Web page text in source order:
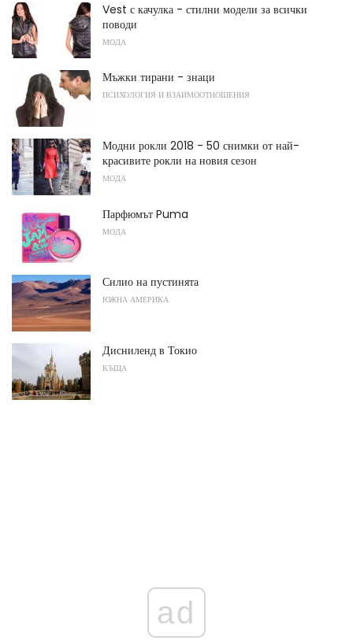
Vest с качулка - стилни модели за всички
поводи
МОДА
Мъжки тирани - знаци
ПСИХОЛОГИЯ И ВЗАИМООТНОШЕНИЯ
Модни рокли 2018 - 50 снимки от най-
красивите рокли на новия сезон
МОДА
Парфюмът Puma
МОДА
Силио на пустинята
ЮЖНА АМЕРИКА
Дисниленд в Токио
КЪЩА
ad